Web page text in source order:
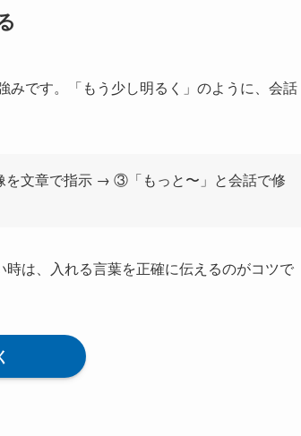
みです。「もう少し明るく」のように、会話
文章で指示 → ③「もっと〜」と会話で修
は、入れる言葉を正確に伝えるのがコツで